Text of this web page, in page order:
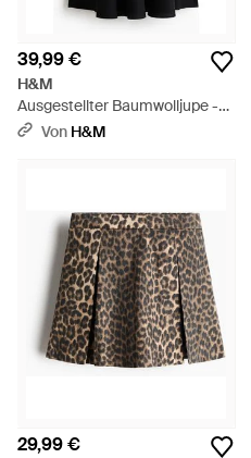
39,99 €
H&M
Ausgestellter Baumwolljupe -
Schwarz
Von H&M
29,99 €